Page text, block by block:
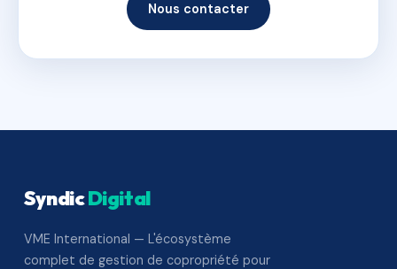
Nous contacter
SyndicDigital
VME International — L'écosystème
complet de gestion de copropriété pour